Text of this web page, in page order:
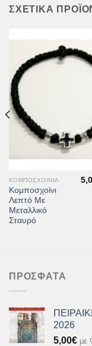
ΣΧΕΤΙΚΆ
ΚΟΜΠΟΣΧΟΊΝΙΑ
Κομποσχοίνι
Λεπτό Με
Μεταλλικό
Σταυρό
ΠΡΌΣΦΑΤΑ
2026
5,00€ με